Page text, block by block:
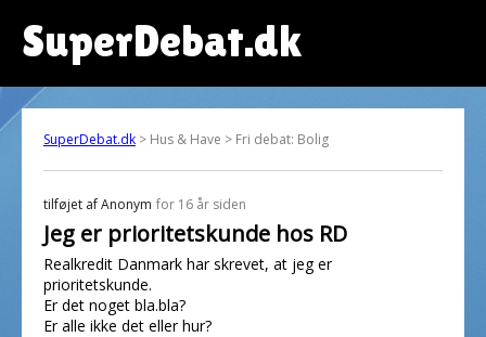
SuperDebat.dk
SuperDebat.dk > Hus & Have > Fri debat: Bolig
tilføjet afAnonym for 16 år siden
Jeg er prioritetskunde hos RD
Realkredit Danmark har skrevet, at jeg er
prioritetskunde.
Er det noget bla.bla?
Er alle ikke det eller hur?